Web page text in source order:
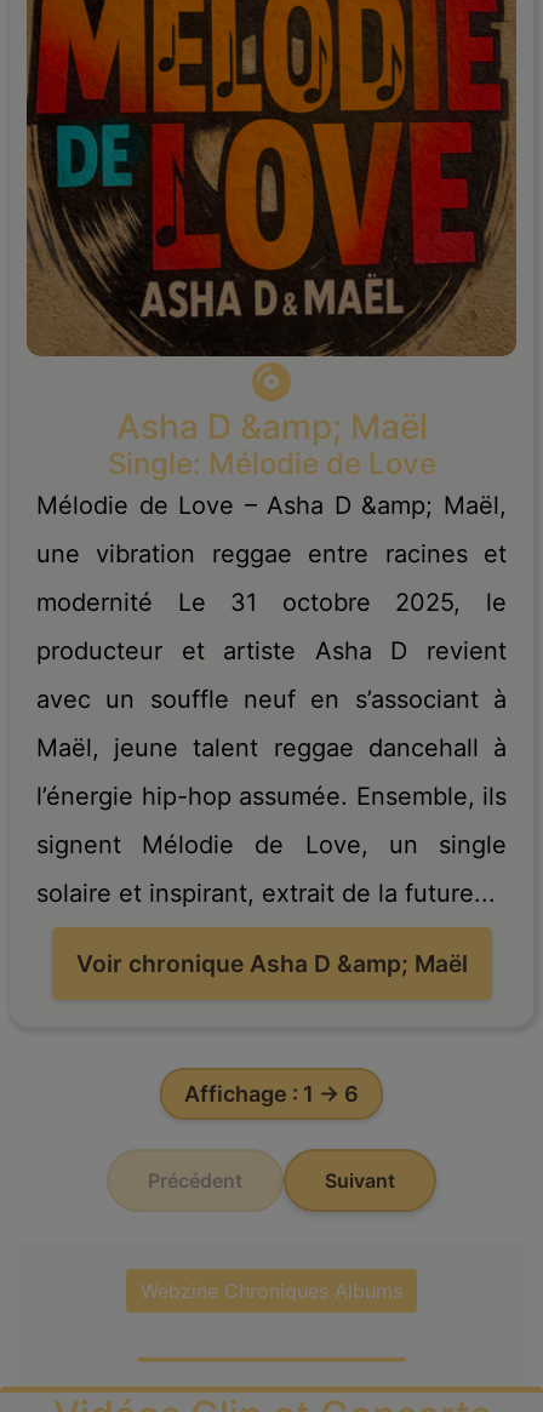
Asha D &amp; Maël
Single: Mélodie de Love
Mélodie de Love – Asha D &amp; Maël,
une vibration reggae entre racines et
modernité Le 31 octobre 2025, le
producteur et artiste Asha D revient
avec un souffle neuf en s’associant à
Maël, jeune talent reggae dancehall à
l’énergie hip-hop assumée. Ensemble, ils
signent Mélodie de Love, un single
solaire et inspirant, extrait de la future...
Voir chronique Asha D &amp; Maël
Affichage : 1 → 6
Précédent Suivant
Webzine Chroniques Albums